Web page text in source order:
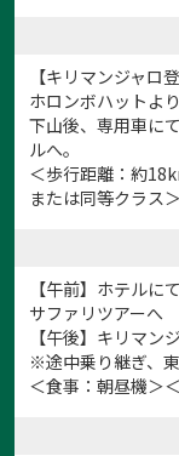
【キリマンジャロ
ホロンボハットよ
下山後、専用車に
ルへ。
＜歩行距離：約
または同等クラス
【午前】ホテルに
サファリツアーへ
【午後】キリマン
※途中乗り継ぎ、
＜食事：朝昼機＞